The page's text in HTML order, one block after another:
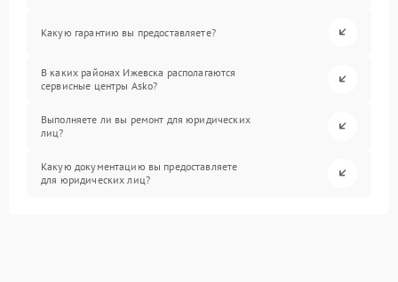
Какую гарантию вы предоставляете?
В каких районах Ижевска располагаются
сервисные центры Asko?
Выполняете ли вы ремонт для юридических
лиц?
Какую документацию вы предоставляете
для юридических лиц?